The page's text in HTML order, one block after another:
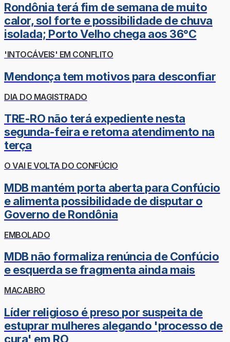
Rondônia terá fim de semana de muito
calor, sol forte e possibilidade de chuva
isolada; Porto Velho chega aos 36°C
'INTOCÁVEIS' EM CONFLITO
Mendonça tem motivos para desconfiar
DIA DO MAGISTRADO
TRE-RO não terá expediente nesta
segunda-feira e retoma atendimento na
terça
O VAI E VOLTA DO CONFÚCIO
MDB mantém porta aberta para Confúcio
e alimenta possibilidade de disputar o
Governo de Rondônia
EMBOLADO
MDB não formaliza renúncia de Confúcio
e esquerda se fragmenta ainda mais
MACABRO
Líder religioso é preso por suspeita de
estuprar mulheres alegando 'processo de
cura' em RO